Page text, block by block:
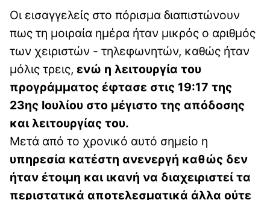
Οι εισαγγελείς στο πόρισμα διαπιστώνουν
πως τη μοιραία ημέρα ήταν μικρός ο αριθμός
των χειριστών - τηλεφωνητών, καθώς ήταν
μόλις τρεις, ενώ η λειτουργία του
προγράμματος έφτασε στις 19:17 της
23ης Ιουλίου στο μέγιστο της απόδοσης
και λειτουργίας του.
Μετά από το χρονικό αυτό σημείο η
υπηρεσία κατέστη ανενεργή καθώς δεν
ήταν έτοιμη και ικανή να διαχειριστεί τα
περιστατικά αποτελεσματικά άλλα ούτε